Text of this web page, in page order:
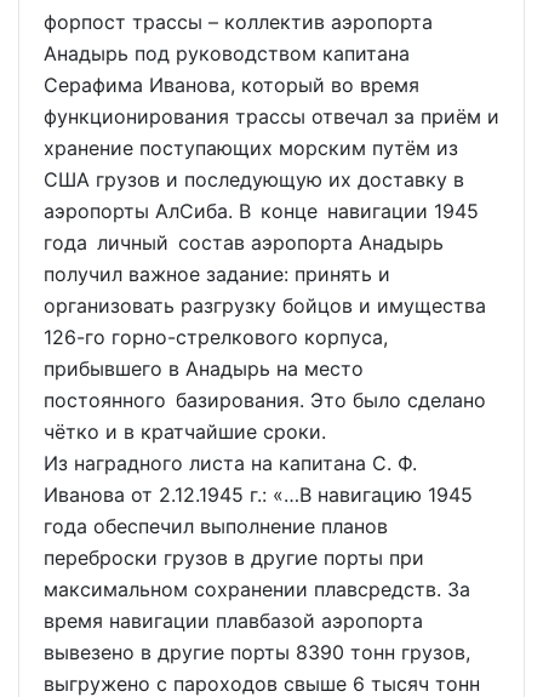
форпост трассы – коллектив аэропорта
Анадырь под руководством капитана
Серафима Иванова, который во время
функционирования трассы отвечал за приём и
хранение поступающих морским путём из
США грузов и последующую их доставку в
аэропорты АлСиба. В конце навигации 1945
года личный состав аэропорта Анадырь
получил важное задание: принять и
организовать разгрузку бойцов и имущества
126-го горно-стрелкового корпуса,
прибывшего в Анадырь на место
постоянного базирования. Это было сделано
чётко и в кратчайшие сроки.
Из наградного листа на капитана С. Ф.
Иванова от 2.12.1945 г.: «…В навигацию 1945
года обеспечил выполнение планов
переброски грузов в другие порты при
максимальном сохранении плавсредств. За
время навигации плавбазой аэропорта
вывезено в другие порты 8390 тонн грузов,
выгружено с пароходов свыше 6 тысяч тонн